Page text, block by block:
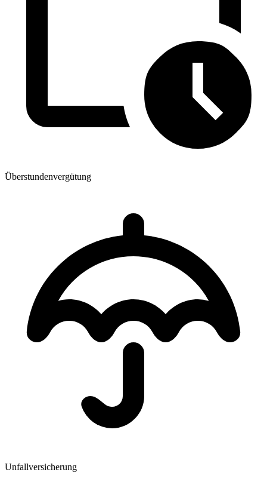
Überstundenvergütung
Unfallversicherung